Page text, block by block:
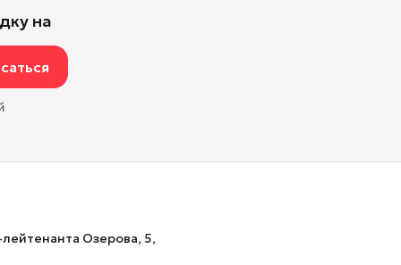
на
Озерова, 5,